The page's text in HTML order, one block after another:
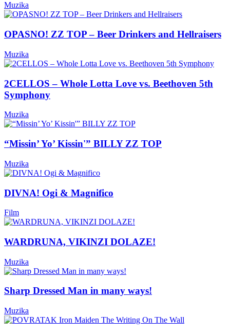
Muzika
OPASNO! ZZ TOP – Beer Drinkers and Hellraisers
Muzika
2CELLOS – Whole Lotta Love vs. Beethoven 5th
Symphony
Muzika
“Missin’ Yo’ Kissin'” BILLY ZZ TOP
Muzika
DIVNA! Ogi & Magnifico
Film
WARDRUNA, VIKINZI DOLAZE!
Muzika
Sharp Dressed Man in many ways!
Muzika